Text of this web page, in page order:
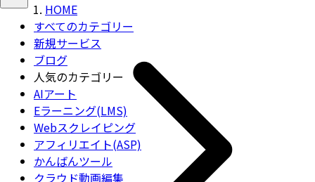
すべてのカテゴリー
新規サービス
ブログ
人気のカテゴリー
AIアート
Eラーニング(LMS)
Webスクレイピング
アフィリエイト(ASP)
かんばんツール
クラウド動画編集
HOME